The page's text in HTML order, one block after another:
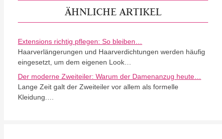
ÄHNLICHE ARTIKEL
Extensions richtig pflegen: So bleiben…
Haarverlängerungen und Haarverdichtungen werden häufig
eingesetzt, um dem eigenen Look…
Der moderne Zweiteiler: Warum der Damenanzug heute…
Lange Zeit galt der Zweiteiler vor allem als formelle
Kleidung.…